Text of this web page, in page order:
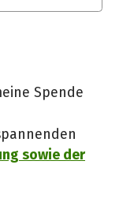
Spende
sowie der